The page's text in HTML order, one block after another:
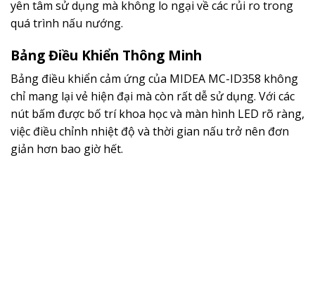
yên tâm sử dụng mà không lo ngại về các rủi ro trong
quá trình nấu nướng.
Bảng Điều Khiển Thông Minh
Bảng điều khiển cảm ứng của MIDEA MC-ID358 không
chỉ mang lại vẻ hiện đại mà còn rất dễ sử dụng. Với các
nút bấm được bố trí khoa học và màn hình LED rõ ràng,
việc điều chỉnh nhiệt độ và thời gian nấu trở nên đơn
giản hơn bao giờ hết.